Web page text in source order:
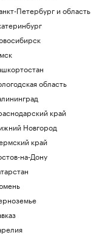
Петербург и область
область
край
Новгород
край
на-Дону